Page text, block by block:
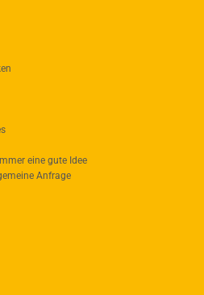
eine gute Idee
Anfrage